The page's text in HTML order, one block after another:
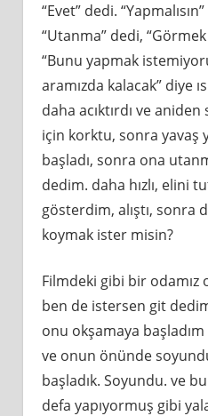
“Evet” dedi.
“Utanma” dedi,
“Bunu yapmak
aramızda kalacak” diye
daha acıktırdı ve
için korktu, sonra yavaş
başladı, sonra ona
dedim. daha hızlı, elini
gösterdim, alıştı, sonra
koymak ister misin?
Filmdeki gibi bir odamız
ben de istersen git
onu okşamaya
ve onun önünde
başladık. Soyundu. ve
defa yapıyormuş gibi